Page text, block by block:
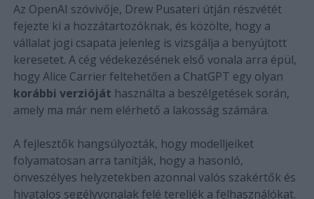
Az OpenAI szóvivője, Drew Pusateri útján részvétét
fejezte ki a hozzátartozóknak, és közölte, hogy a
vállalat jogi csapata jelenleg is vizsgálja a benyújtott
keresetet. A cég védekezésének első vonala arra épül,
hogy Alice Carrier feltehetően a ChatGPT egy olyan
korábbi verzióját használta a beszélgetések során,
amely ma már nem elérhető a lakosság számára.
A fejlesztők hangsúlyozták, hogy modelljeiket
folyamatosan arra tanítják, hogy a hasonló,
önveszélyes helyzetekben azonnal valós szakértők és
hivatalos segélyvonalak felé tereljék a felhasználókat.